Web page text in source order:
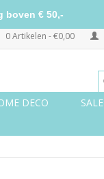
0 Artikelen - €0,00
DECO
SALE
boven € 50,-